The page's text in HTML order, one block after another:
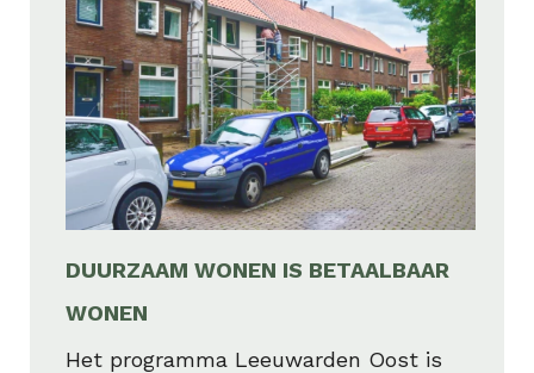
DUURZAAM WONEN IS BETAALBAAR
WONEN
Het programma Leeuwarden Oost is